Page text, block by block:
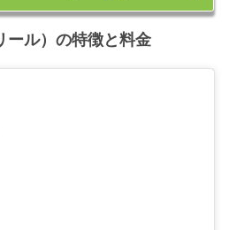
ル）の特徴と料金